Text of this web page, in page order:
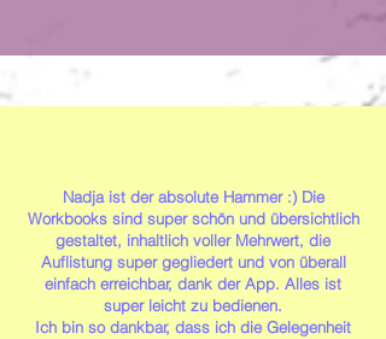
Nadja ist der absolute Hammer :) Die
Workbooks sind super schön und übersichtlich
gestaltet, inhaltlich voller Mehrwert, die
Auflistung super gegliedert und von überall
einfach erreichbar, dank der App. Alles ist
super leicht zu bedienen.
Ich bin so dankbar, dass ich die Gelegenheit